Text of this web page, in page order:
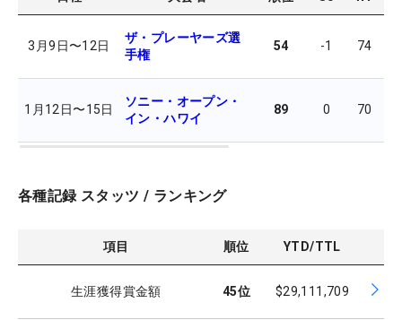
3月9日〜12日
ザ・プレーヤーズ選
手権
54 -1 74
1月12日〜15日
ソニー・オープン・
イン・ハワイ
89 0 70
各種記録 スタッツ / ランキング
項目 順位 YTD/TTL
生涯獲得賞金額 45位 $29,111,709